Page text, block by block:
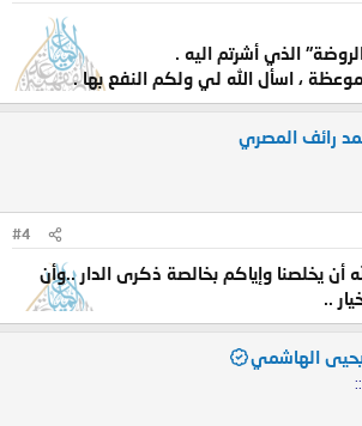
الذي أشرتم اليه .
، اسأل الله لي ولكم النفع بها .
رائف المصري
#4
أن يخلصنا وإياكم بخالصة ذكرى الدار ..وأن
..
الهاشمي